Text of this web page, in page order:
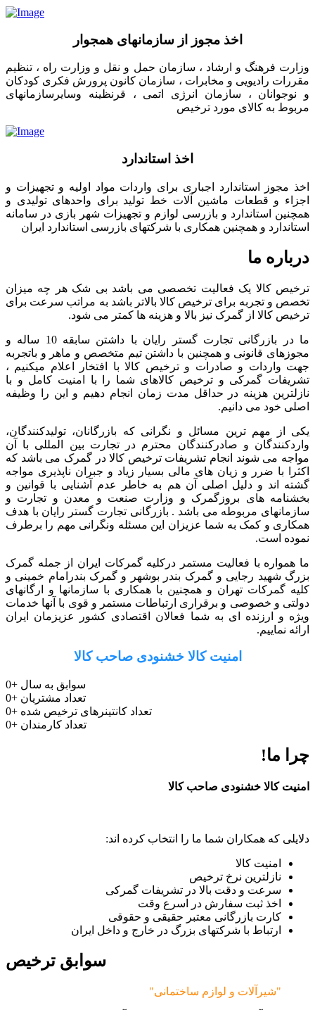
اخذ مجوز از سازمانهای همجوار
وزارت فرهنگ و ارشاد ، سازمان حمل و نقل و وزارت راه ، تنظیم
مقررات رادیویی و مخابرات ، سازمان کانون پرورش فکری کودکان
و نوجوانان ، سازمان انرژی اتمی ، قرنظینه وسایرسازمانهای
مربوط به کالای مورد ترخیص
اخذ استاندارد
اخذ مجوز استاندارد اجباری برای واردات مواد اولیه و تجهیزات و
اجزاء و قطعات ماشین آلات خط تولید برای واحدهای تولیدی و
همچنین استاندارد و بازرسی لوازم و تجهیزات شهر بازی در سامانه
استاندارد و همچنین همکاری با شرکتهای بازرسی استاندارد ایران
درباره ما
ترخیص کالا یک فعالیت تخصصی می باشد بی شک هر چه میزان
تخصص و تجربه برای ترخیص کالا بالاتر باشد به مراتب سرعت برای
ترخیص کالا از گمرک نیز بالا و هزینه ها کمتر می شود.
ما در بازرگانی تجارت گستر رایان با داشتن سابقه 10 ساله و
مجوزهای قانونی و همچنین با داشتن تیم متخصص و ماهر و باتجربه
جهت واردات و صادرات و ترخیص کالا با افتخار اعلام میکنیم ،
تشریفات گمرکی و ترخیص کالاهای شما را با امنیت کامل و با
نازلترین هزینه در حداقل مدت زمان انجام دهیم و این را وظیفه
اصلی خود می دانیم.
یکی از مهم ترین مسائل و نگرانی که بازرگانان، تولیدکنندگان،
واردکنندگان و صادرکنندگان محترم در تجارت بین المللی با آن
مواجه می شوند انجام تشریفات ترخیص کالا در گمرک می باشد که
اکثرا با ضرر و زیان های مالی بسیار زیاد و جبران ناپذیری مواجه
گشته اند و دلیل اصلی آن هم به خاطر عدم آشنایی با قوانین و
بخشنامه های بروزگمرک و وزارت صنعت و معدن و تجارت و
سازمانهای مربوطه می باشد . بازرگانی تجارت گستر رایان با هدف
همکاری و کمک به شما عزیزان این مسئله ونگرانی مهم را برطرف
نموده است.
ما همواره با فعالیت مستمر درکلیه گمرکات ایران از جمله گمرک
بزرگ شهید رجایی و گمرک بندر بوشهر و گمرک بندرامام خمینی و
کلیه گمرکات تهران و همچنین با همکاری با سازمانها و ارگانهای
دولتی و خصوصی و برقراری ارتباطات مستمر و قوی با آنها خدمات
ویژه و ارزنده ای به شما فعالان اقتصادی کشور عزیزمان ایران
ارائه نماییم.
امنیت کالا خشنودی صاحب کالا
0+ سوابق به سال
0+ تعداد مشتریان
0+ تعداد کانتینرهای ترخیص شده
0+ تعداد کارمندان
چرا ما!
امنیت کالا خشنودی صاحب کالا
دلایلی که همکاران شما ما را انتخاب کرده اند:
امنیت کالا
نازلترین نرخ ترخیص
سرعت و دقت بالا در تشریفات گمرکی
اخذ ثبت سفارش در اسرع وقت
کارت بازرگانی معتبر حقیقی و حقوقی
ارتباط با شرکتهای بزرگ در خارج و داخل ایران
سوابق ترخیص
"شیرآلات و لوازم ساختمانی"